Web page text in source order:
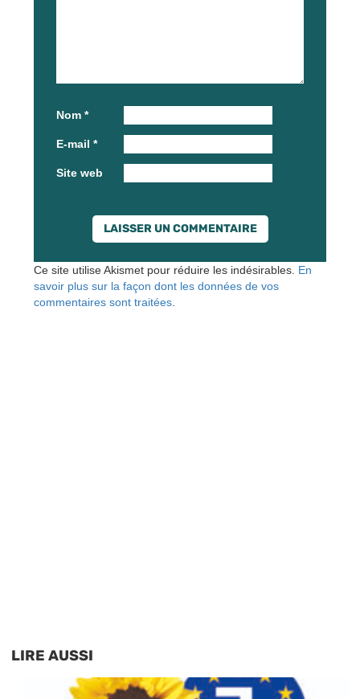
Nom *
E-mail *
Site web
Ce site utilise Akismet pour réduire les indésirables. En
savoir plus sur la façon dont les données de vos
commentaires sont traitées.
LIRE AUSSI